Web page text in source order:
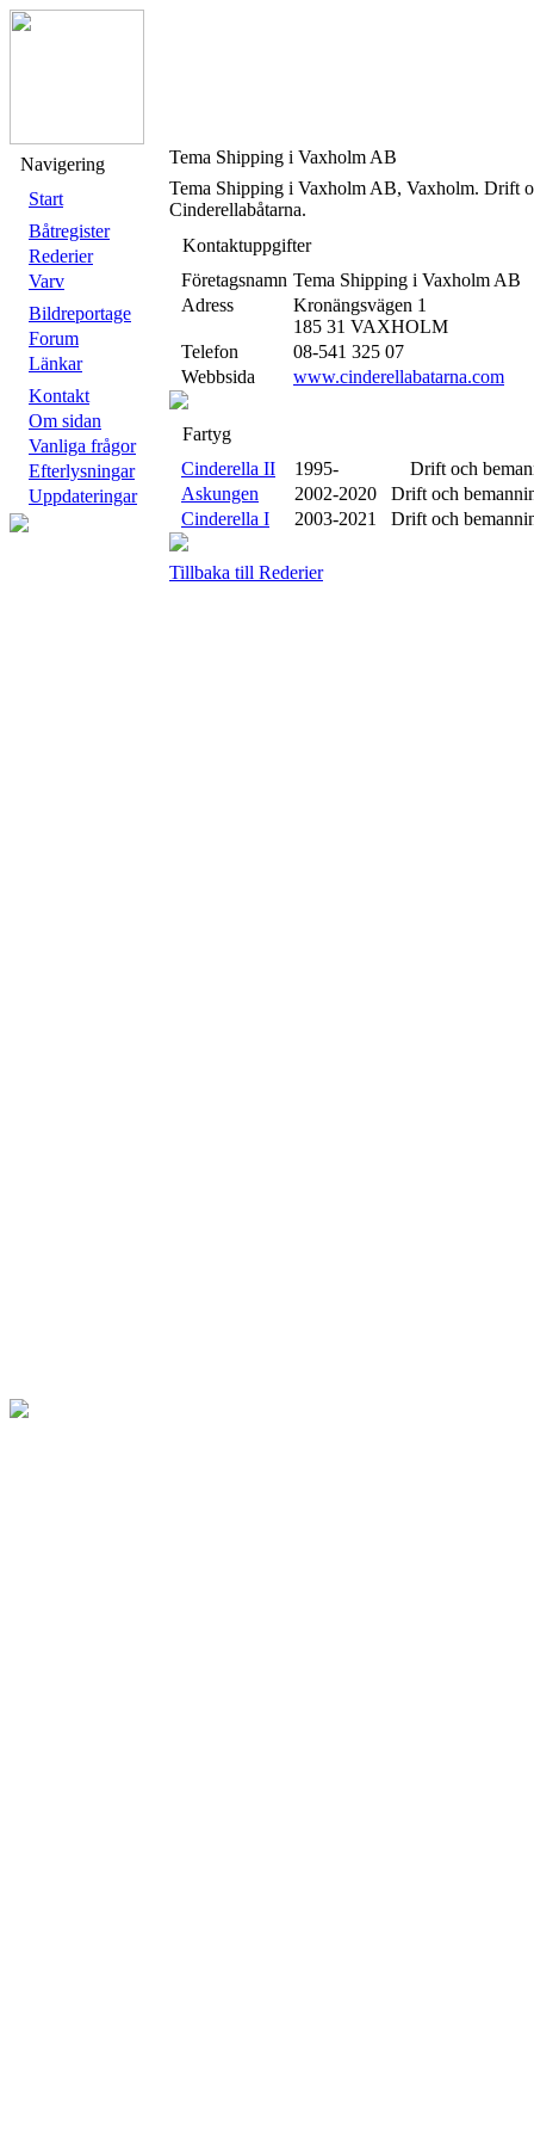
Navigering
Start
Båtregister
Rederier
Varv
Bildreportage
Forum
Länkar
Kontakt
Om sidan
Vanliga frågor
Efterlysningar
Uppdateringar
Tema Shipping i Vaxholm AB
Tema Shipping i Vaxholm AB, Vaxholm. Drift
Cinderellabåtarna.
Kontaktuppgifter
Företagsnamn Tema Shipping i Vaxholm AB
Adress
Kronängsvägen 1
185 31 VAXHOLM
Telefon
08-541 325 07
Webbsida
www.cinderellabatarna.com
Fartyg
Cinderella II
1995-
Drift och
Askungen
2002-2020 Drift och
Cinderella I
2003-2021 Drift och
Tillbaka till Rederier